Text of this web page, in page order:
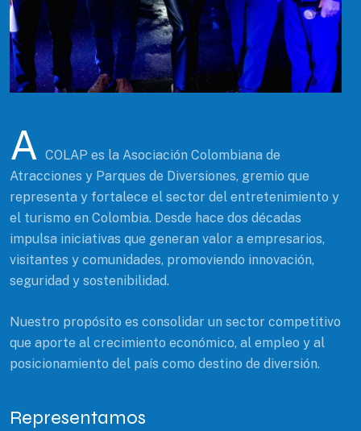
A COLAP es la Asociación Colombiana de
Atracciones y Parques de Diversiones, gremio que
representa y fortalece el sector del entretenimiento y
el turismo en Colombia. Desde hace dos décadas
impulsa iniciativas que generan valor a empresarios,
visitantes y comunidades, promoviendo innovación,
seguridad y sostenibilidad.
Nuestro propósito es consolidar un sector competitivo
que aporte al crecimiento económico, al empleo y al
posicionamiento del país como destino de diversión.
Representamos